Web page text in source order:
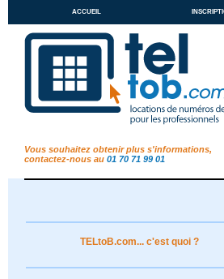
accueil
Vous souhaitez obtenir plus s'informations,
contactez-nous au 01 70 71 99 01
TELtoB.com... c'est quoi ?